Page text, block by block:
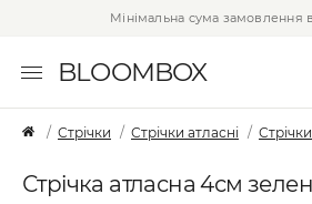
Мінімальна сума замовлення
BLOOMBOX
Стрічки Стрічки атласні
Стрічка атласна 4см